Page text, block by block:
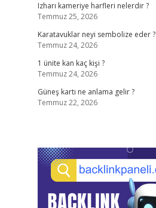
Izharı kameriye harfleri nelerdir ?
Temmuz 25, 2026
Karatavuklar neyi sembolize eder ?
Temmuz 24, 2026
1 ünite kan kaç kişi ?
Temmuz 24, 2026
Güneş kartı ne anlama gelir ?
Temmuz 22, 2026